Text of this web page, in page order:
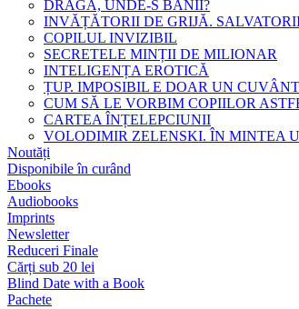
DRAGĂ, UNDE-S BANII?
INVĂȚĂTORII DE GRIJĂ.
COPILUL INVIZIBIL
SECRETELE MINȚII DE MILIONAR
INTELIGENȚA EROTICĂ
ȚUP. IMPOSIBIL E DOAR UN CUVÂNT
CUM SĂ LE VORBIM COPIILOR
CARTEA ÎNȚELEPCIUNII
VOLODIMIR ZELENSKI. ÎN MINTEA
Noutăți
Disponibile în curând
Ebooks
Audiobooks
Imprints
Newsletter
Reduceri Finale
Cărți sub 20 lei
Blind Date with a Book
Pachete